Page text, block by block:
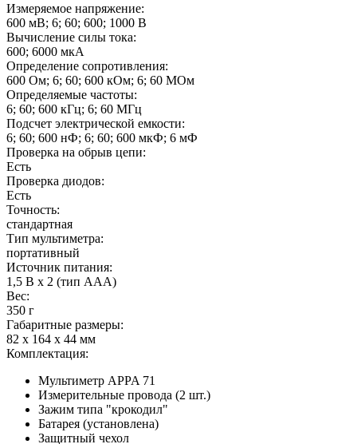
Измеряемое напряжение:
600 мВ; 6; 60; 600; 1000 В
Вычисление силы тока:
600; 6000 мкА
Определение сопротивления:
600 Ом; 6; 60; 600 кОм; 6; 60 МОм
Определяемые частоты:
6; 60; 600 кГц; 6; 60 МГц
Подсчет электрической емкости:
6; 60; 600 нФ; 6; 60; 600 мкФ; 6 мФ
Проверка на обрыв цепи:
Есть
Проверка диодов:
Есть
Точность:
стандартная
Тип мультиметра:
портативный
Источник питания:
1,5 В х 2 (тип ААА)
Вес:
350 г
Габаритные размеры:
82 х 164 х 44 мм
Комплектация:
Мультиметр APPA 71
Измерительные провода (2 шт.)
Зажим типа "крокодил"
Батарея (установлена)
Защитный чехол